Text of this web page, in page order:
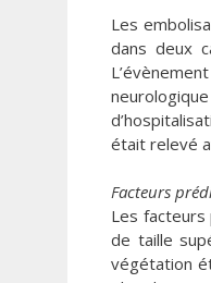
Les
dans deux
était relevé
Facteurs
Les
de taille
végétation